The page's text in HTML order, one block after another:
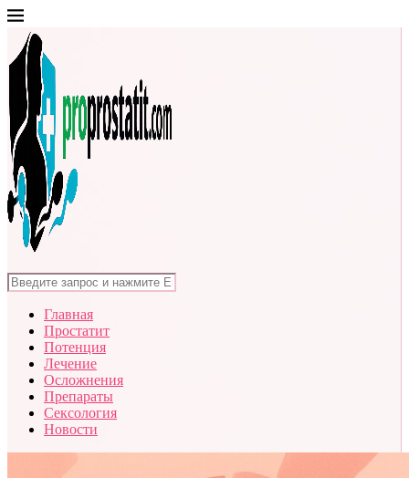
Главная
Простатит
Потенция
Лечение
Осложнения
Препараты
Сексология
Новости